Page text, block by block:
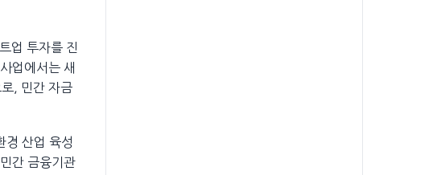
업 투자를 진
업에서는 새
, 민간 자금
경 산업 육성
간 금융기관